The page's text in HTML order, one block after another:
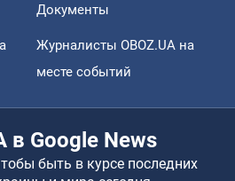
Документы
Журналисты OBOZ.UA на
месте событий
в Google News
быть в курсе последних